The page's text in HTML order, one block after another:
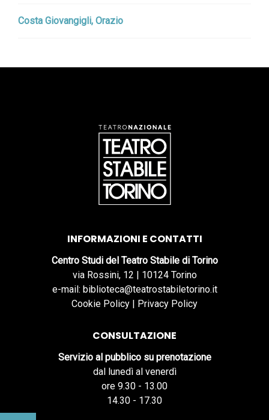
Costa Giovangigli, Orazio
INFORMAZIONI E CONTATTI
Centro Studi del Teatro Stabile di Torino
via Rossini, 12 | 10124 Torino
e-mail: biblioteca@teatrostabiletorino.it
Cookie Policy | Privacy Policy
CONSULTAZIONE
Servizio al pubblico su prenotazione
dal lunedì al venerdì
ore 9.30 - 13.00
14.30 - 17.30